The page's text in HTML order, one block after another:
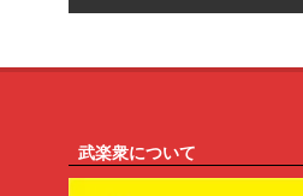
武楽衆について